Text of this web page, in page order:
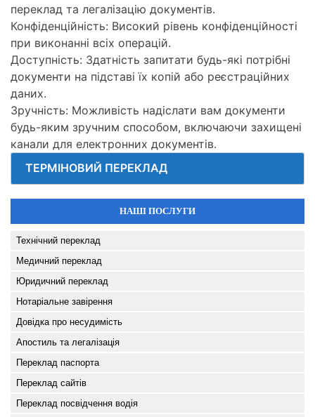
переклад та легалізацію документів.
Конфіденційність: Високий рівень конфіденційності
при виконанні всіх операцій.
Доступність: Здатність запитати будь-які потрібні
документи на підставі їх копій або реєстраційних
даних.
Зручність: Можливість надіслати вам документи
будь-яким зручним способом, включаючи захищені
канали для електронних документів.
ТЕРМІНОВИЙ ПЕРЕКЛАД
НАШІ ПОСЛУГИ
Технічний переклад
Медичний переклад
Юридичний переклад
Нотаріальне завірення
Довідка про несудимість
Апостиль та легалізація
Переклад паспорта
Переклад сайтів
Переклад посвідчення водія